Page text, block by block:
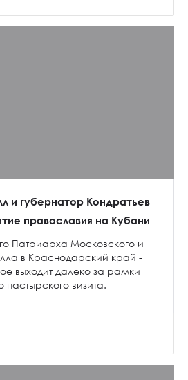
и губернатор Кондратьев
православия на Кубани
Патриарха Московского и
в Краснодарский край -
выходит далеко за рамки
пастырского визита.